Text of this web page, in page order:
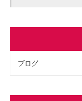
ブログ